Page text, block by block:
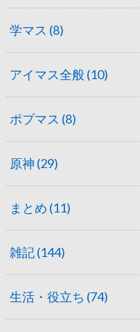
学マス (8)
アイマス全般 (10)
ポプマス (8)
原神 (29)
まとめ (11)
雑記(144)
生活・役立ち (74)